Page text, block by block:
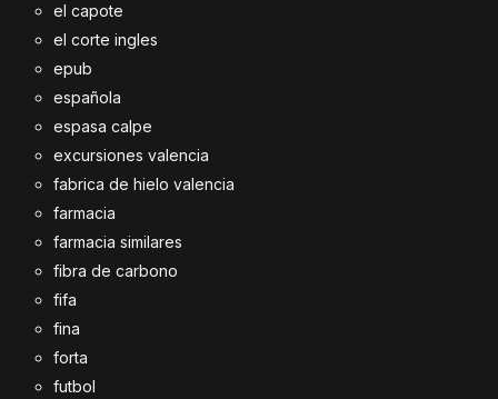
el capote
el corte ingles
epub
española
espasa calpe
excursiones valencia
fabrica de hielo valencia
farmacia
farmacia similares
fibra de carbono
fifa
fina
forta
futbol